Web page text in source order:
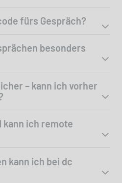
fürs Gespräch?
besonders
– kann ich vorher
kann ich remote
kann ich bei dc